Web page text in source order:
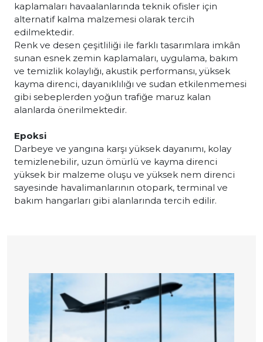
kaplamaları havaalanlarında teknik ofisler için
alternatif kalma malzemesi olarak tercih
edilmektedir.
Renk ve desen çeşitliliği ile farklı tasarımlara imkân
sunan esnek zemin kaplamaları, uygulama, bakım
ve temizlik kolaylığı, akustik performansı, yüksek
kayma direnci, dayanıklılığı ve sudan etkilenmemesi
gibi sebeplerden yoğun trafiğe maruz kalan
alanlarda önerilmektedir.
Epoksi
Darbeye ve yangına karşı yüksek dayanımı, kolay
temizlenebilir, uzun ömürlü ve kayma direnci
yüksek bir malzeme oluşu ve yüksek nem direnci
sayesinde havalimanlarının otopark, terminal ve
bakım hangarları gibi alanlarında tercih edilir.